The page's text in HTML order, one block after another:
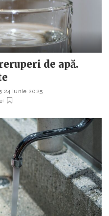
de apă.
24 iunie 2025